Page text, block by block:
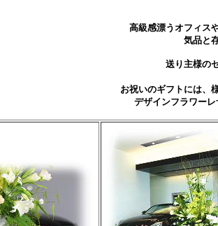
高級感漂うオフィス
気品と
送り主様の
お祝いのギフトには、
デザインフラワー